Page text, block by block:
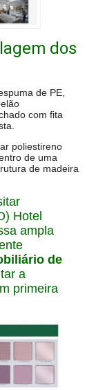
dos
de PE,
com fita
poliestireno
de uma
de madeira
Hotel
ampla
de
a
primeira